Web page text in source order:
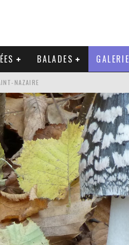
BALADES GALERIE
NAZAIRE